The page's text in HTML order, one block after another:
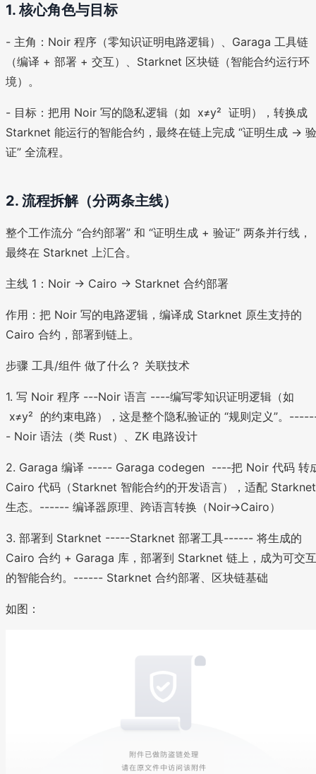
1. 核心角色与目标
- 主角：Noir 程序（零知识证明电路逻辑）、Garaga 工具链
（编译 + 部署 + 交互）、Starknet 区块链（智能合约运行环
境）。
- 目标：把用 Noir 写的隐私逻辑（如 x≠y² 证明），转换成
Starknet 能运行的智能合约，最终在链上完成 “证明生成 → 验
证” 全流程。
2. 流程拆解（分两条主线）
整个工作流分 “合约部署” 和 “证明生成 + 验证” 两条并行线，
最终在 Starknet 上汇合。
主线 1：Noir → Cairo → Starknet 合约部署
作用：把 Noir 写的电路逻辑，编译成 Starknet 原生支持的
Cairo 合约，部署到链上。
步骤 工具/组件 做了什么？ 关联技术
1. 写 Noir 程序 ---Noir 语言 ----编写零知识证明逻辑（如
x≠y² 的约束电路），这是整个隐私验证的 “规则定义”。
- Noir 语法（类 Rust）、ZK 电路设计
2. Garaga 编译 ----- Garaga codegen ----把 Noir 代码 转
Cairo 代码（Starknet 智能合约的开发语言），适配 Starknet
生态。------ 编译器原理、跨语言转换（Noir→Cairo）
3. 部署到 Starknet -----Starknet 部署工具------ 将生成的
Cairo 合约 + Garaga 库，部署到 Starknet 链上，成为可交互
的智能合约。------ Starknet 合约部署、区块链基础
如图：